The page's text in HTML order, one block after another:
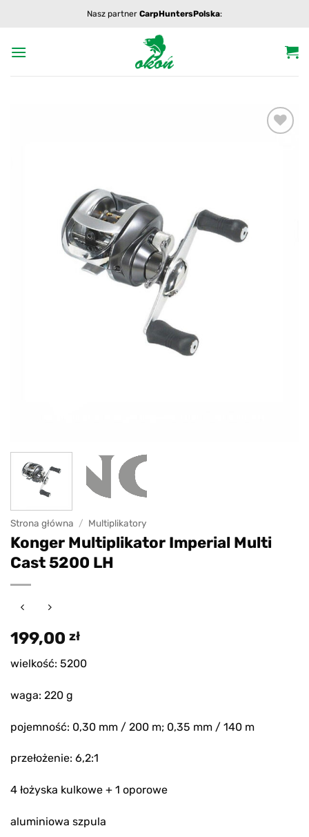
Nasz partner CarpHuntersPolska:
Strona główna / Multiplikatory
Konger Multiplikator Imperial Multi
Cast 5200 LH
199,00 zł
wielkość: 5200
waga: 220 g
pojemność: 0,30 mm / 200 m; 0,35 mm / 140 m
przełożenie: 6,2:1
4 łożyska kulkowe + 1 oporowe
aluminiowa szpula